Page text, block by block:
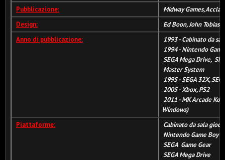
Pubblicazione:
Midway Games,
Design:
Ed Boon, John Tobias
Anno di pubblicazione:
1993 - Cabinato da
1994 - Nintendo
SEGA Mega Drive,
Master System
1995 - SEGA 32X,
2005 - Xbox, PS2
2011 - MK Arcade
Windows)
Piattaforme:
Cabinato da sala giochi
Nintendo Game Boy
SEGA Game Gear
SEGA Mega Drive